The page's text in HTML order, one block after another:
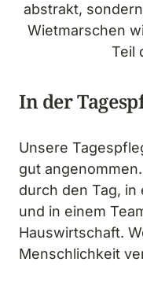
abstrakt,
Wietmarschen
Teil
In der
Unsere
gut
durch den Tag, in
und in einem
Hauswirtschaft.
Menschlichkeit